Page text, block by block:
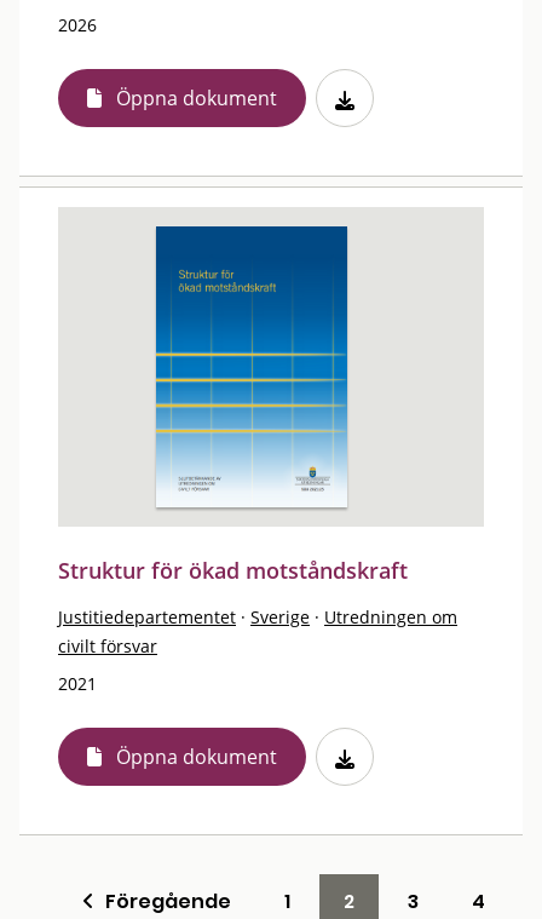
2026
Öppna dokument
Struktur för ökad motståndskraft
Justitiedepartementet · Sverige · Utredningen om
civilt försvar
2021
Öppna dokument
Föregående 1 2 3
4